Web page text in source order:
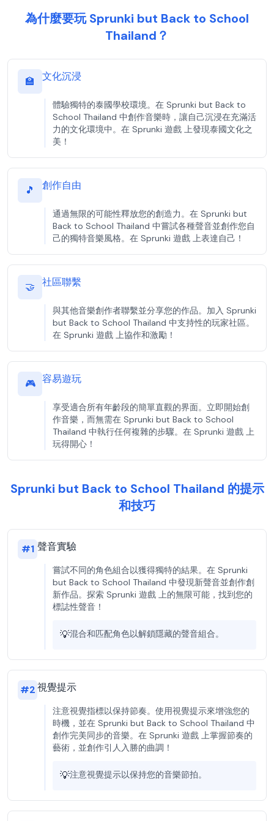
為什麼要玩 Sprunki but Back to School
Thailand？
🏫 文化沉浸
體驗獨特的泰國學校環境。在 Sprunki but Back to
School Thailand 中創作音樂時，讓自己沉浸在充滿活
力的文化環境中。在 Sprunki 遊戲 上發現泰國文化之
美！
🎵 創作自由
通過無限的可能性釋放您的創造力。在 Sprunki but
Back to School Thailand 中嘗試各種聲音並創作您自
己的獨特音樂風格。在 Sprunki 遊戲 上表達自己！
🤝 社區聯繫
與其他音樂創作者聯繫並分享您的作品。加入 Sprunki
but Back to School Thailand 中支持性的玩家社區。
在 Sprunki 遊戲 上協作和激勵！
🎮 容易遊玩
享受適合所有年齡段的簡單直觀的界面。立即開始創
作音樂，而無需在 Sprunki but Back to School
Thailand 中執行任何複雜的步驟。在 Sprunki 遊戲 上
玩得開心！
Sprunki but Back to School Thailand 的提示
和技巧
#1 聲音實驗
嘗試不同的角色組合以獲得獨特的結果。在 Sprunki
but Back to School Thailand 中發現新聲音並創作創
新作品。探索 Sprunki 遊戲 上的無限可能，找到您的
標誌性聲音！
💡混合和匹配角色以解鎖隱藏的聲音組合。
#2視覺提示
注意視覺指標以保持節奏。使用視覺提示來增強您的
時機，並在 Sprunki but Back to School Thailand 中
創作完美同步的音樂。在 Sprunki 遊戲 上掌握節奏的
藝術，並創作引人入勝的曲調！
💡注意視覺提示以保持您的音樂節拍。